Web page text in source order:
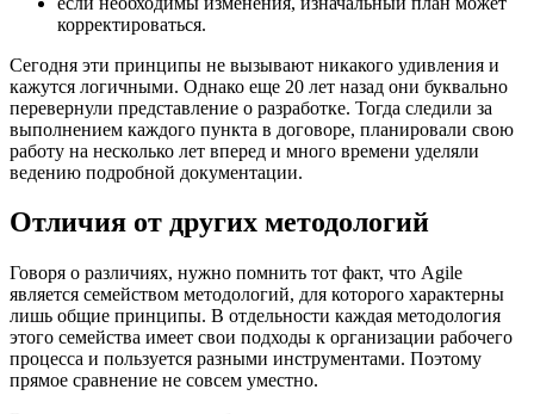
корректироваться.
Сегодня эти принципы не вызывают никакого удивления и
кажутся логичными. Однако еще 20 лет назад они буквально
перевернули представление о разработке. Тогда следили за
выполнением каждого пункта в договоре, планировали свою
работу на несколько лет вперед и много времени уделяли
ведению подробной документации.
Отличия от других методологий
Говоря о различиях, нужно помнить тот факт, что Agile
является семейством методологий, для которого характерны
лишь общие принципы. В отдельности каждая методология
этого семейства имеет свои подходы к организации рабочего
процесса и пользуется разными инструментами. Поэтому
прямое сравнение не совсем уместно.